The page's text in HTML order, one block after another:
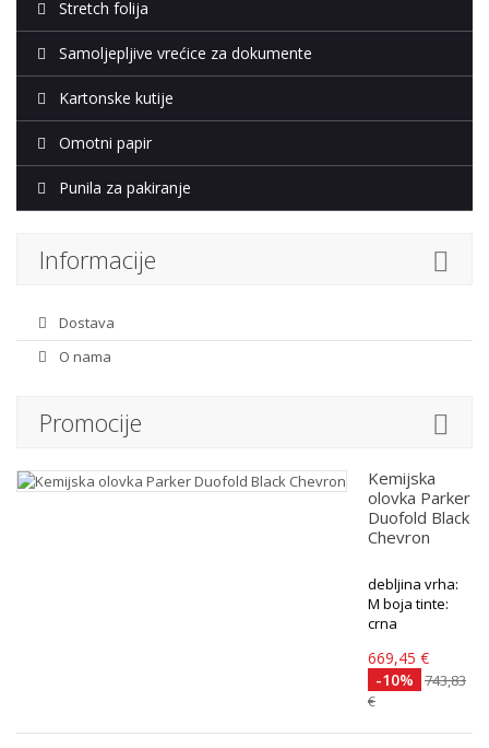
Stretch folija
Samoljepljive vrećice za dokumente
Kartonske kutije
Omotni papir
Punila za pakiranje
Informacije
Dostava
O nama
Promocije
Kemijska
olovka Parker
Duofold Black
Chevron
debljina vrha:
M boja tinte:
crna
669,45 €
-10%
743,83
€